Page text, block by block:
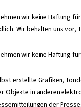
wir keine Haftung
Wir behalten uns
wir keine Haftung
erstellte Grafiken,
Objekte in anderen
der